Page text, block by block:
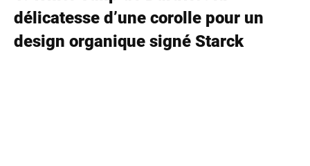
délicatesse d’une corolle pour un
design organique signé Starck